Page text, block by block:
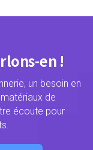
en !
un besoin en
de
écoute pour